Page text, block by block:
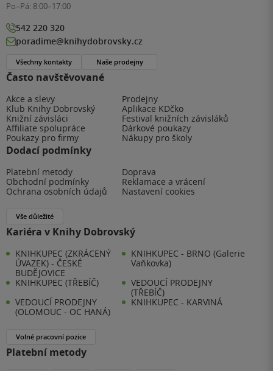
Často navštěvované
Akce a slevy
Prodejny
Klub Knihy Dobrovský
Aplikace KDčko
Knižní závisláci
Festival knižních závisláků
Affiliate spolupráce
Dárkové poukazy
Poukazy pro firmy
Nákupy pro školy
Dodací podmínky
Platební metody
Doprava
Obchodní podmínky
Reklamace a vrácení
Ochrana osobních údajů
Nastavení cookies
Vše důležité
Kariéra v Knihy Dobrovský
KNIHKUPEC (ZKRÁCENÝ
ÚVAZEK) - ČESKÉ
BUDĚJOVICE
KNIHKUPEC - BRNO (Galerie
Vaňkovka)
KNIHKUPEC (TŘEBÍČ)
VEDOUCÍ PRODEJNY
(TŘEBÍČ)
VEDOUCÍ PRODEJNY
(OLOMOUC - OC HANÁ)
KNIHKUPEC - KARVINÁ
Volné pracovní pozice
Platební metody
Po–Pá: 8:00–17:00
542 220 320
poradime@knihydobrovsky.cz
Všechny kontakty Naše prodejny